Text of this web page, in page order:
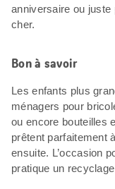
anniversaire ou
cher.
Bon à savoir
Les enfants plus
ménagers pour
ou encore bouteilles
prêtent parfaitement
ensuite. L’occasion
pratique un